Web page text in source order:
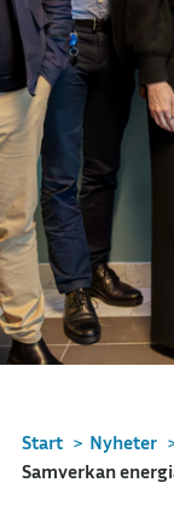
Start > Nyheter
Samverkan